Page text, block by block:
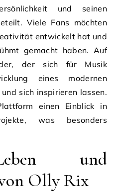
und seinen
Viele Fans möchten
entwickelt hat und
gemacht haben. Auf
der sich für Musik
eines modernen
sich inspirieren lassen.
einen Einblick in
was besonders
und
Olly Rix